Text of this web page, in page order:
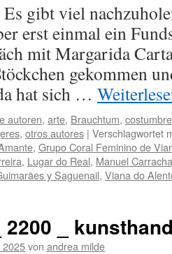
gibt viel
erst einmal ein
mit Margarida
gekommen
hat sich …
autoren, arte, Brauchtum,
, otros autores | Verschlagwortet
, Grupo Coral Feminino de
, Lugar do Real, Manuel Carracha
y Saguenail, Viana do
_
2025von andrea milde